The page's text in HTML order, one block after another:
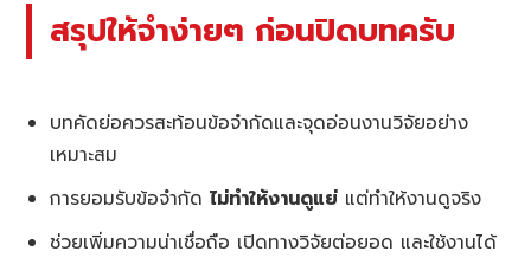
สรุปให้จำง่ายๆ ก่อนปิดบทครับ
บทคัดย่อควรสะท้อนข้อจำกัดและจุดอ่อนงานวิจัยอย่าง
เหมาะสม
การยอมรับข้อจำกัดไม่ทำให้งานดูแย่ แต่ทำให้งานดูจริง
ช่วยเพิ่มความน่าเชื่อถือ เปิดทางวิจัยต่อยอด และใช้งานได้